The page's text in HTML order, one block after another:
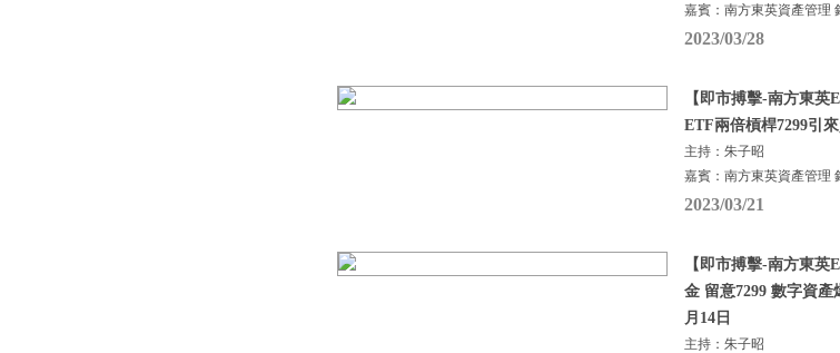
嘉賓：南方東英資產管理
2023/03/28
【即市搏擊-南方東
ETF兩倍槓桿7299引
主持：朱子昭
嘉賓：南方東英資產管理
2023/03/21
【即市搏擊-南方東
金 留意7299 數字資產
月14日
主持：朱子昭